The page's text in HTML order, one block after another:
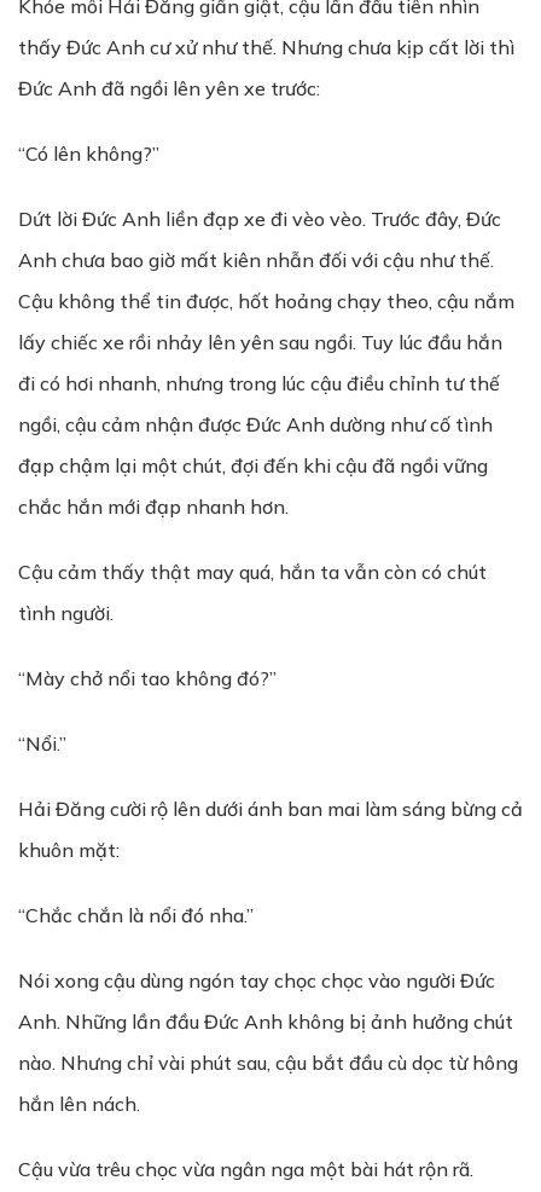
Khóe môi Hải Đăng giần giật, cậu lần đầu tiên nhìn
thấy Đức Anh cư xử như thế. Nhưng chưa kịp cất lời thì
Đức Anh đã ngồi lên yên xe trước:
“Có lên không?”
Dứt lời Đức Anh liền đạp xe đi vèo vèo. Trước đây, Đức
Anh chưa bao giờ mất kiên nhẫn đối với cậu như thế.
Cậu không thể tin được, hốt hoảng chạy theo, cậu nắm
lấy chiếc xe rồi nhảy lên yên sau ngồi. Tuy lúc đầu hắn
đi có hơi nhanh, nhưng trong lúc cậu điều chỉnh tư thế
ngồi, cậu cảm nhận được Đức Anh dường như cố tình
đạp chậm lại một chút, đợi đến khi cậu đã ngồi vững
chắc hắn mới đạp nhanh hơn.
Cậu cảm thấy thật may quá, hắn ta vẫn còn có chút
tình người.
“Mày chở nổi tao không đó?”
“Nổi.”
Hải Đăng cười rộ lên dưới ánh ban mai làm sáng bừng cả
khuôn mặt:
“Chắc chắn là nổi đó nha.”
Nói xong cậu dùng ngón tay chọc chọc vào người Đức
Anh. Những lần đầu Đức Anh không bị ảnh hưởng chút
nào. Nhưng chỉ vài phút sau, cậu bắt đầu cù dọc từ hông
hắn lên nách.
Cậu vừa trêu chọc vừa ngân nga một bài hát rộn rã.